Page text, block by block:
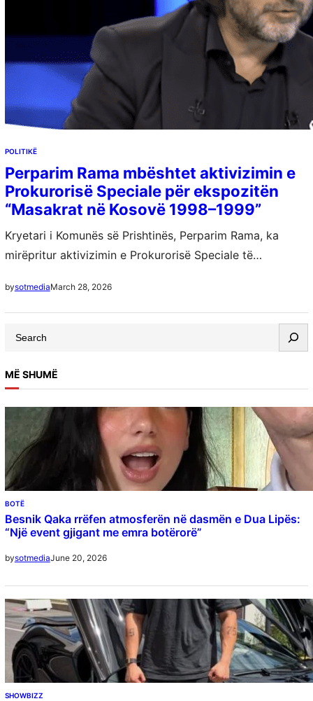
POLITIKË
Perparim Rama mbështet aktivizimin e
Prokurorisë Speciale për ekspozitën
“Masakrat në Kosovë 1998–1999”
Kryetari i Komunës së Prishtinës, Perparim Rama, ka
mirëpritur aktivizimin e Prokurorisë Speciale të
Shkëlzen Gashi, me titull “Masakrat në Kosovë 1998–
1999”….
bysotmediaMarch 28, 2026
a
r
c
h
MË SHUMË
BOTË
Besnik Qaka rrëfen atmosferën në dasmën e Dua Lipës:
“Një event gjigant me emra botërorë”
bysotmediaJune 20, 2026
SHOWBIZZ